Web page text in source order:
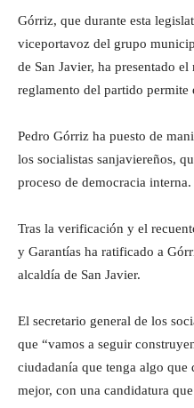
Górriz, que durante esta
viceportavoz del grupo
de San Javier, ha presentado
reglamento del partido permite
Pedro Górriz ha puesto de
los socialistas sanjaviereños,
proceso de democracia interna.
Tras la verificación y el
y Garantías ha ratificado a
alcaldía de San Javier.
El secretario general de los
que “vamos a seguir
ciudadanía que tenga algo que
mejor, con una candidatura